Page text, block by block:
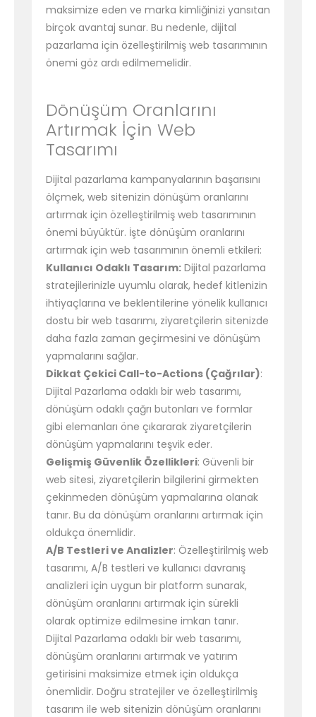
maksimize eden ve marka kimliğinizi yansıtan
birçok avantaj sunar. Bu nedenle, dijital
pazarlama için özelleştirilmiş web tasarımının
önemi göz ardı edilmemelidir.
Dönüşüm Oranlarını
Artırmak İçin Web
Tasarımı
Dijital pazarlama kampanyalarının başarısını
ölçmek, web sitenizin dönüşüm oranlarını
artırmak için özelleştirilmiş web tasarımının
önemi büyüktür. İşte dönüşüm oranlarını
artırmak için web tasarımının önemli etkileri:
Kullanıcı Odaklı Tasarım: Dijital pazarlama
stratejilerinizle uyumlu olarak, hedef kitlenizin
ihtiyaçlarına ve beklentilerine yönelik kullanıcı
dostu bir web tasarımı, ziyaretçilerin sitenizde
daha fazla zaman geçirmesini ve dönüşüm
yapmalarını sağlar.
Dikkat Çekici Call-to-Actions (Çağrılar):
Dijital Pazarlama odaklı bir web tasarımı,
dönüşüm odaklı çağrı butonları ve formlar
gibi elemanları öne çıkararak ziyaretçilerin
dönüşüm yapmalarını teşvik eder.
Gelişmiş Güvenlik Özellikleri: Güvenli bir
web sitesi, ziyaretçilerin bilgilerini girmekten
çekinmeden dönüşüm yapmalarına olanak
tanır. Bu da dönüşüm oranlarını artırmak için
oldukça önemlidir.
A/B Testleri ve Analizler: Özelleştirilmiş web
tasarımı, A/B testleri ve kullanıcı davranış
analizleri için uygun bir platform sunarak,
dönüşüm oranlarını artırmak için sürekli
olarak optimize edilmesine imkan tanır.
Dijital Pazarlama odaklı bir web tasarımı,
dönüşüm oranlarını artırmak ve yatırım
getirisini maksimize etmek için oldukça
önemlidir. Doğru stratejiler ve özelleştirilmiş
tasarım ile web sitenizin dönüşüm oranlarını